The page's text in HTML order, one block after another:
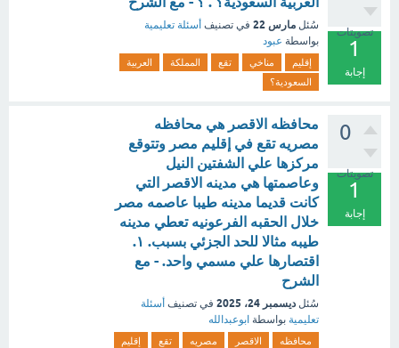
تصويتات
1
إجابة
سُئل مارس 22 في تصنيف أسئلة تعليمية
بواسطة عبود
إقليم مناخي تقع المملكة
العربية
السعودية؟
0
تصويتات
1
إجابة
محافظه الاقصر هي محافظه
مصريه تقع في إقليم مصر وتتوقع
مركزها علي الشفتين النيل
وعاصمتها هي مدينه الاقصر التي
كانت قديما مدينه طيبا عاصمه مصر
خلال الحقبه الفرعونيه تعطي مدينه
طيبه مثالا للحد الجزئي بسبب. ١.
اقتصارها علي مسمي واحد. - مع
الشرح
سُئل ديسمبر 24، 2025 في تصنيف أسئلة
تعليمية بواسطة ابوعبدالله
محافظه الاقصر مصريه تقع
إقليم